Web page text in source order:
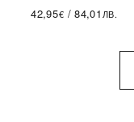
42,95€ /84,01 ЛВ.